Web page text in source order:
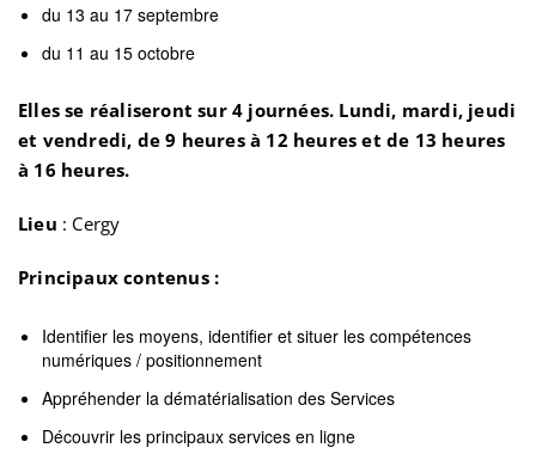
du 13 au 17 septembre
du 11 au 15 octobre
Elles se réaliseront sur 4 journées. Lundi, mardi, jeudi
et vendredi, de 9 heures à 12 heures et de 13 heures
à 16 heures.
Lieu : Cergy
Principaux contenus :
Identifier les moyens, identifier et situer les compétences
numériques / positionnement
Appréhender la dématérialisation des Services
Découvrir les principaux services en ligne